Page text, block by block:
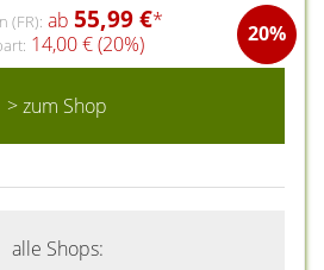
(FR): ab 55,99 €*
20%
14,00 € (20%)
> zum Shop
alle Shops: